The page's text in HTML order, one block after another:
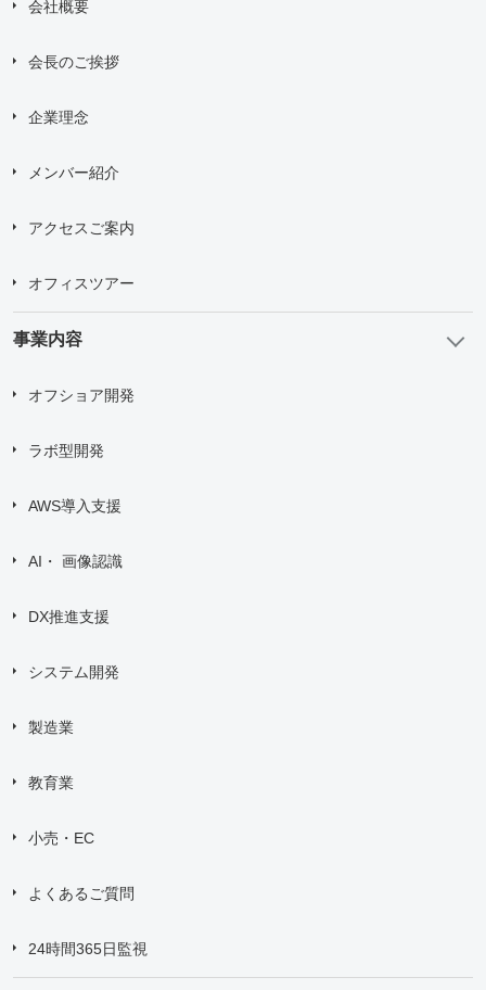
会社概要
会長のご挨拶
企業理念
メンバー紹介
アクセスご案内
オフィスツアー
事業内容
オフショア開発
ラボ型開発
AWS導入支援
AI・ 画像認識
DX推進支援
システム開発
製造業
教育業
小売・EC
よくあるご質問
24時間365日監視